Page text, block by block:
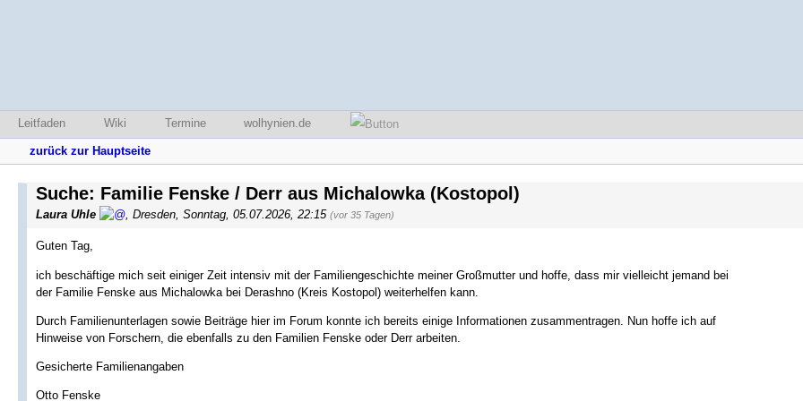
Leitfaden Wiki Termine wolhynien.de
zurück zur Hauptseite
Suche: Familie Fenske / Derr aus Michalowka (Kostopol)
Laura Uhle , Dresden, Sonntag, 05.07.2026, 22:15 (vor 35 Tagen)
Guten Tag,
ich beschäftige mich seit einiger Zeit intensiv mit der Familiengeschichte meiner Großmutter und hoffe, dass mir vielleicht jemand bei
der Familie Fenske aus Michalowka bei Derashno (Kreis Kostopol) weiterhelfen kann.
Durch Familienunterlagen sowie Beiträge hier im Forum konnte ich bereits einige Informationen zusammentragen. Nun hoffe ich auf
Hinweise von Forschern, die ebenfalls zu den Familien Fenske oder Derr arbeiten.
Gesicherte Familienangaben
Otto Fenske